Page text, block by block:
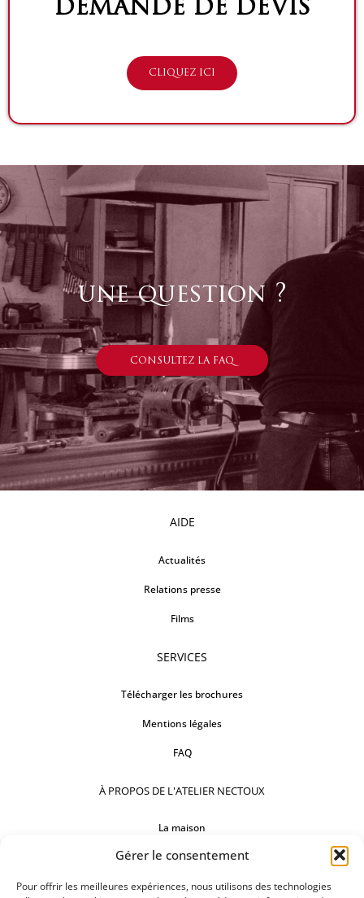
Gérer le consentement
Pour offrir les meilleures expériences, nous utilisons des technologies
DEMANDE DE DEVIS
CLIQUEZ ICI
une question ?
CONSULTEZ LA FAQ
AIDE
Actualités
Relations presse
Films
SERVICES
Télécharger les brochures
Mentions légales
FAQ
À PROPOS DE L'ATELIER NECTOUX
La maison
Comptoirs
Nos réalisations